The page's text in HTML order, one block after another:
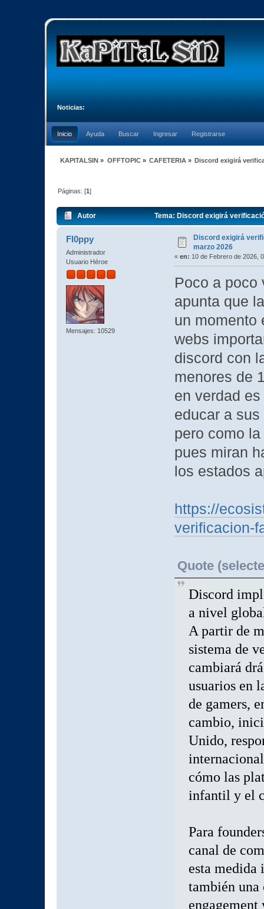
Noticias:
Inicio Ayuda Buscar Ingresar Registrarse
KAPITALSIN » OFFTOPIC» CAFETERIA» Discord exigirá
Páginas: [1]
Autor Tema: Discord exigirá
Fl0ppy
Administrador
Usuario Héroe
Mensajes: 10529
Discord exigirá
marzo 2026
« en: 10 de Febrero de 2026,
Poco a poco
apunta que
un momento
webs
discord con
menores de
en verdad
educar a
pero como
pues miran
los estados
https://
verificacion-
Quote
Discord
a nivel
A partir de
sistema de
cambiará
usuarios en
de gamers,
cambio,
Unido,
cómo las
infantil y el
Para
canal de
esta medida
también una